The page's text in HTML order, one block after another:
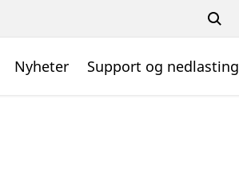
Nyheter Support og nedlasting